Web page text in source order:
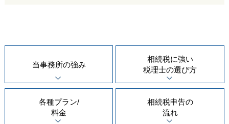
当事務所の強み
相続税に強い
税理士の選び方
各種プラン/
料金
相続税申告の
流れ